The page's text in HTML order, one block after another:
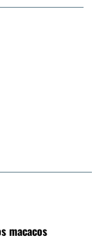
macacos